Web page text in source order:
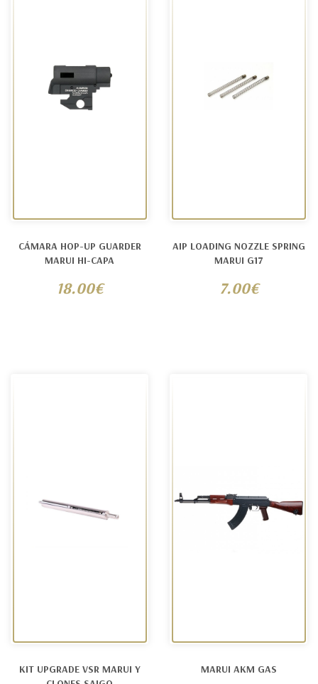
CÁMARA HOP-UP GUARDER
MARUI HI-CAPA
18.00€
AIP LOADING NOZZLE SPRING
MARUI G17
7.00€
KIT UPGRADE VSR MARUI Y
MARUI AKM GAS